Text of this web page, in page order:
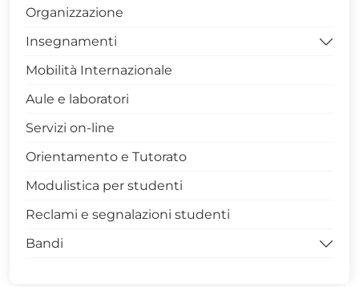
Dottorati di Ricerca DISBA
Contatti Coordinatrice Dottorato
Gruppo di Assicurazione della Qualità
PhDiaries
Infrastrutture di Ricerca
Internazionalizzazione
Terza Missione
Avvisi Dottorato
Modulistica Dottorandi
Organizzazione
Insegnamenti
Competenze trasversali in Unibas
Archivio Insegnamenti
Archivio Insegnamenti corso di laurea in
Matematica (L 35)
Magistrale in Matematica (LM 40)
Mobilità Internazionale
Aule e laboratori
Servizi on-line
Orientamento e Tutorato
Modulistica per studenti
Reclami e segnalazioni studenti
Bandi